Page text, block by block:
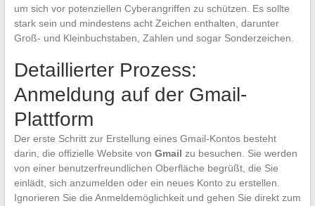
um sich vor potenziellen Cyberangriffen zu schützen. Es sollte
stark sein und mindestens acht Zeichen enthalten, darunter
Groß- und Kleinbuchstaben, Zahlen und sogar Sonderzeichen.
Detaillierter Prozess:
Anmeldung auf der Gmail-
Plattform
Der erste Schritt zur Erstellung eines Gmail-Kontos besteht
darin, die offizielle Website von Gmail zu besuchen. Sie werden
von einer benutzerfreundlichen Oberfläche begrüßt, die Sie
einlädt, sich anzumelden oder ein neues Konto zu erstellen.
Ignorieren Sie die Anmeldemöglichkeit und gehen Sie direkt zum